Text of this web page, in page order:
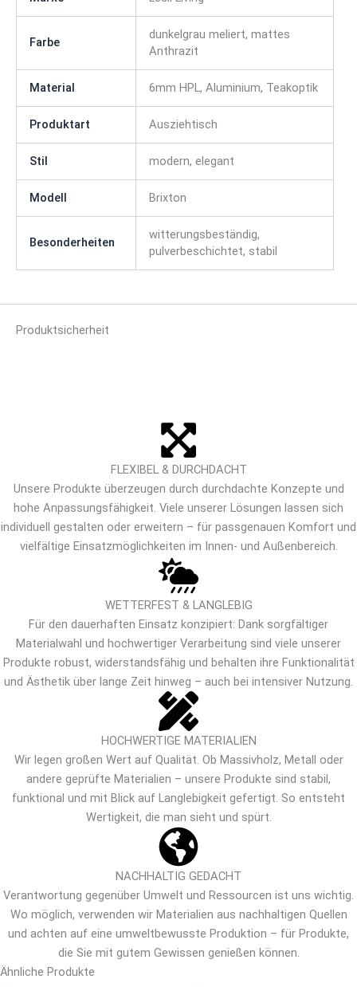
Farbe
dunkelgrau meliert, mattes
Anthrazit
Material 6mm HPL, Aluminium, Teakoptik
Produktart Ausziehtisch
Stil modern, elegant
Modell Brixton
Besonderheiten
witterungsbeständig,
pulverbeschichtet, stabil
Produktsicherheit
FLEXIBEL & DURCHDACHT
Unsere Produkte überzeugen durch durchdachte Konzepte und
hohe Anpassungsfähigkeit. Viele unserer Lösungen lassen sich
individuell gestalten oder erweitern – für passgenauen Komfort und
vielfältige Einsatzmöglichkeiten im Innen- und Außenbereich.
WETTERFEST & LANGLEBIG
Für den dauerhaften Einsatz konzipiert: Dank sorgfältiger
Materialwahl und hochwertiger Verarbeitung sind viele unserer
Produkte robust, widerstandsfähig und behalten ihre Funktionalität
und Ästhetik über lange Zeit hinweg – auch bei intensiver Nutzung.
HOCHWERTIGE MATERIALIEN
Wir legen großen Wert auf Qualität. Ob Massivholz, Metall oder
andere geprüfte Materialien – unsere Produkte sind stabil,
funktional und mit Blick auf Langlebigkeit gefertigt. So entsteht
Wertigkeit, die man sieht und spürt.
NACHHALTIG GEDACHT
Verantwortung gegenüber Umwelt und Ressourcen ist uns wichtig.
Wo möglich, verwenden wir Materialien aus nachhaltigen Quellen
und achten auf eine umweltbewusste Produktion – für Produkte,
die Sie mit gutem Gewissen genießen können.
Ähnliche Produkte